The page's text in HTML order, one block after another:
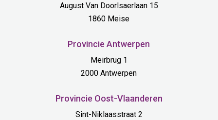
August Van Doorlsaerlaan 15
1860 Meise
Provincie Antwerpen
Meirbrug 1
2000 Antwerpen
Provincie Oost-Vlaanderen
Sint-Niklaasstraat 2